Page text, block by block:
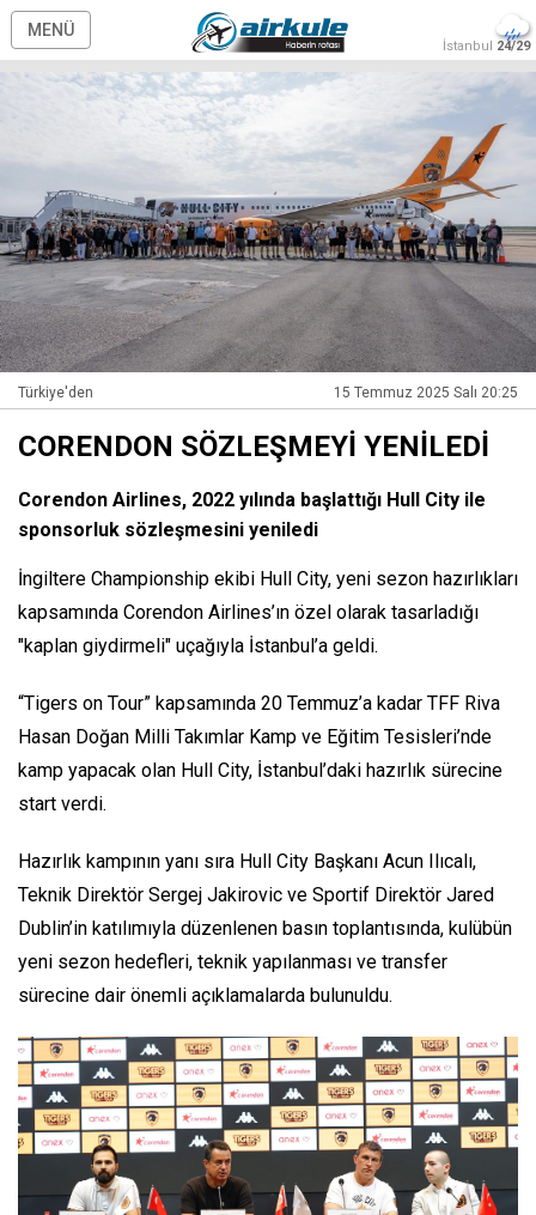
MENÜ
İstanbul 24/29
Türkiye'den 15 Temmuz 2025 Salı 20:25
CORENDON SÖZLEŞMEYİ YENİLEDİ
Corendon Airlines, 2022 yılında başlattığı Hull City ile
sponsorluk sözleşmesini yeniledi
İngiltere Championship ekibi Hull City, yeni sezon hazırlıkları
kapsamında Corendon Airlines’ın özel olarak tasarladığı
"kaplan giydirmeli" uçağıyla İstanbul’a geldi.
“Tigers on Tour” kapsamında 20 Temmuz’a kadar TFF Riva
Hasan Doğan Milli Takımlar Kamp ve Eğitim Tesisleri’nde
kamp yapacak olan Hull City, İstanbul’daki hazırlık sürecine
start verdi.
Hazırlık kampının yanı sıra Hull City Başkanı Acun Ilıcalı,
Teknik Direktör Sergej Jakirovic ve Sportif Direktör Jared
Dublin’in katılımıyla düzenlenen basın toplantısında, kulübün
yeni sezon hedefleri, teknik yapılanması ve transfer
sürecine dair önemli açıklamalarda bulunuldu.